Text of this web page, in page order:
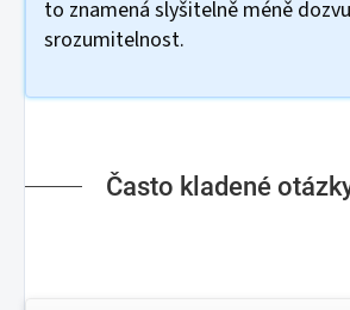
to znamená slyšitelně méně
srozumitelnost.
Často kladené